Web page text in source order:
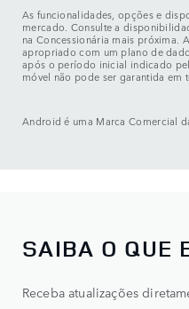
As funcionalidades, opções e
mercado. Consulte a
na Concessionária mais próxima.
apropriado com um plano de
após o período inicial indicado
móvel não pode ser garantida em
Android é uma Marca Comercial
SAIBA O QUE
Receba atualizações